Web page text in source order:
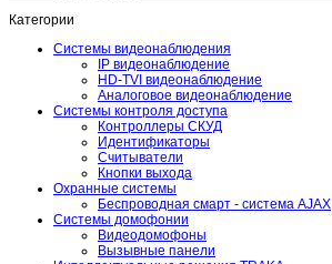
Категории
Системы видеонаблюдения
IP видеонаблюдение
HD-TVI видеонаблюдение
Аналоговое видеонаблюдение
Системы контроля доступа
Контроллеры СКУД
Идентификаторы
Считыватели
Кнопки выхода
Охранные системы
Беспроводная смарт - система AJAX
Системы домофонии
Видеодомофоны
Вызывные панели